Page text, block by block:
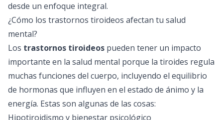
desde un enfoque integral.
¿Cómo los trastornos tiroideos afectan tu salud
mental?
Los trastornos tiroideos pueden tener un impacto
importante en la salud mental porque la tiroides regula
muchas funciones del cuerpo, incluyendo el equilibrio
de hormonas que influyen en el estado de ánimo y la
energía. Estas son algunas de las cosas:
Hipotiroidismo y bienestar psicológico